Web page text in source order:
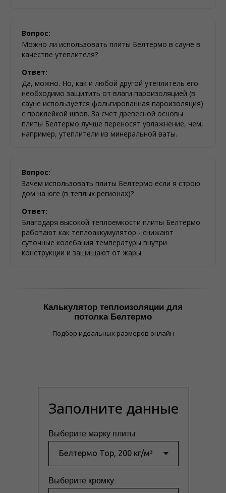
Вопрос:
Можно ли использовать плиты Белтермо в сауне в
качестве утеплителя?
Ответ:
Да, можно. Но, как и любой другой утеплитель его
необходимо защитить от влаги пароизоляцией (в
сауне используется фольгированная пароизоляция)
с проклейкой швов. За счет древесной основы
плиты Белтермо лучше переносят увлажнение, чем,
например, утеплители из минеральной ваты.
Вопрос:
Зачем использовать плиты Белтермо если я строю
дом на юге (в теплых регионах)?
Ответ:
Благодаря высокой теплоемкости плиты Белтермо
работают как теплоаккумулятор - снижают
суточные колебания температуры внутри
конструкции и защищают от жары.
Калькулятор теплоизоляции для
потолка Белтермо
Подбор идеальных размеров онлайн
Заполните данные
Выберите марку плиты
Выберите кромку